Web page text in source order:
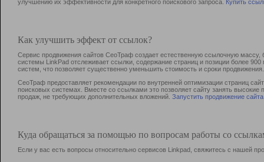
улучшению их эффективности для конкретного поискового запроса. Купить
Как улучшить эффект от ссылок?
Сервис продвижения сайтов СеоТраф создает естественную ссылочную
системы LinkPad отслеживает ссылки, содержание страниц и позиции более
систем, что позволяет существенно уменьшить стоимость и сроки продвижения.
СеоТраф предоставляет рекомендации по внутренней оптимизации страниц
поисковых системах. Вместе со ссылками это позволяет сайту занять
продаж, не требующих дополнительных вложений. Запустить продвижение сайта
Куда обращаться за помощью по вопросам работы со
Если у вас есть вопросы относительно сервисов Linkpad, свяжитесь с нашей